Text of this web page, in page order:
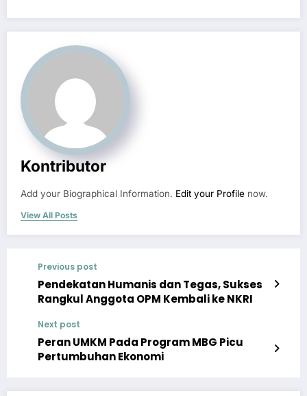
Kontributor
Add your Biographical Information. Edit your Profile now.
View All Posts
Previous post
Pendekatan Humanis dan Tegas, Sukses
Rangkul Anggota OPM Kembali ke NKRI
Next post
Peran UMKM Pada Program MBG Picu
Pertumbuhan Ekonomi